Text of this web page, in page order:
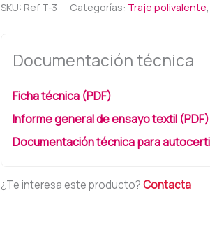
SKU: Ref T-3 Categorías: Traje polivalente,
Documentación técnica
Ficha técnica (PDF)
Informe general de ensayo textil (PDF)
Documentación técnica para
¿Te interesa este producto?Contacta